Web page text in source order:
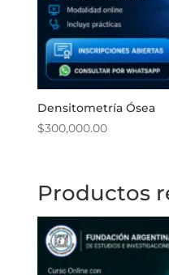
Densitometría Ósea
$300,000.00
Productos